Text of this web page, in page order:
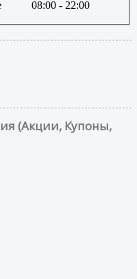
08:00 - 22:00
(Акции, Купоны,